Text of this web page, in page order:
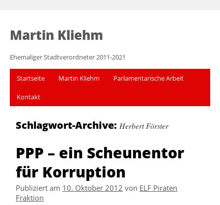
Martin Kliehm
Ehemaliger Stadtverordneter 2011-2021
Startseite Martin Kliehm Parlamentarische Arbeit
Kontakt
Schlagwort-Archive: Herbert Förster
PPP – ein Scheunentor
für Korruption
Publiziert am 10. Oktober 2012 von ELF Piraten
Fraktion